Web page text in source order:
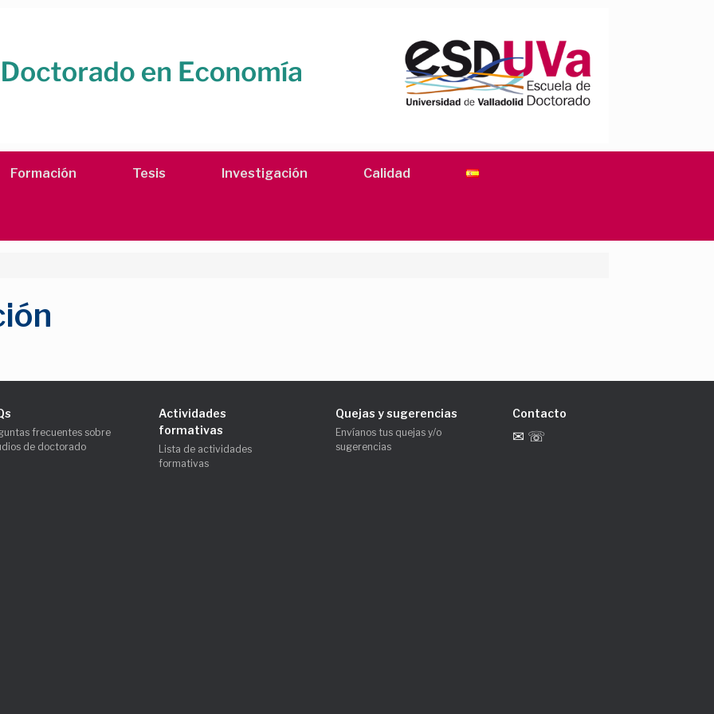
Formación Tesis Investigación Calidad
frecuentes sobre
de doctorado
Actividades
formativas
Lista de actividades
formativas
Quejas y sugerencias
Envíanos tus quejas y/o
sugerencias
Contacto
✉ ☏